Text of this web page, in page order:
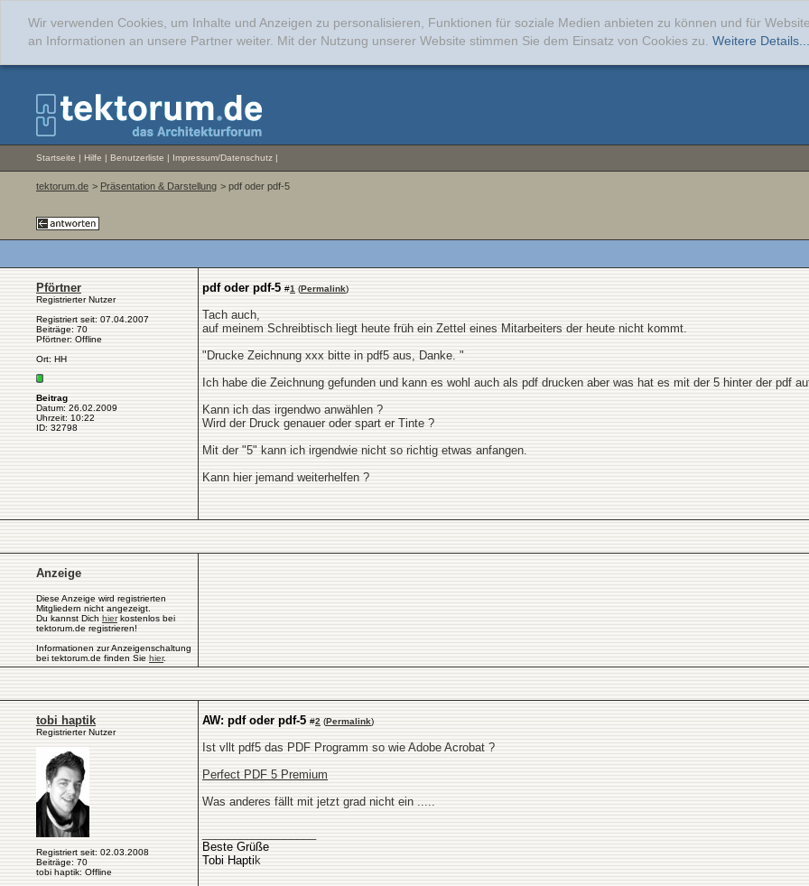
Wir verwenden Cookies, um Inhalte und Anzeigen zu personalisieren, Funktionen für soziale Medien anbieten zu können und für
an Informationen an unsere Partner weiter. Mit der Nutzung unserer Website stimmen Sie dem Einsatz von Cookies zu. Weitere Details...
Startseite | Hilfe | Benutzerliste | Impressum/Datenschutz |
tektorum.de > Präsentation & Darstellung > pdf oder pdf-5
Pförtner
Registrierter Nutzer
Registriert seit: 07.04.2007
Beiträge: 70
Pförtner: Offline
Ort: HH
Beitrag
Datum: 26.02.2009
Uhrzeit: 10:22
ID: 32798
pdf oder pdf-5 #1 (Permalink)
Tach auch,
auf meinem Schreibtisch liegt heute früh ein Zettel eines Mitarbeiters der heute nicht kommt.
"Drucke Zeichnung xxx bitte in pdf5 aus, Danke. "
Ich habe die Zeichnung gefunden und kann es wohl auch als pdf drucken aber was hat es mit der 5 hinter der pdf
Kann ich das irgendwo anwählen ?
Wird der Druck genauer oder spart er Tinte ?
Mit der "5" kann ich irgendwie nicht so richtig etwas anfangen.
Kann hier jemand weiterhelfen ?
Anzeige
Diese Anzeige wird registrierten
Mitgliedern nicht angezeigt.
Du kannst Dich hierkostenlos bei
tektorum.de registrieren!
Informationen zur Anzeigenschaltung
bei tektorum.de finden Sie hier.
tobi haptik
Registrierter Nutzer
Registriert seit: 02.03.2008
Beiträge: 70
tobi haptik: Offline
AW: pdf oder pdf-5 #2 (Permalink)
Ist vllt pdf5 das PDF Programm so wie Adobe Acrobat ?
Perfect PDF 5 Premium
Was anderes fällt mit jetzt grad nicht ein .....
Beste Grüße
Tobi Haptik